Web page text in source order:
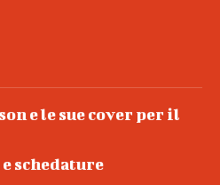
e le sue cover per il
schedature